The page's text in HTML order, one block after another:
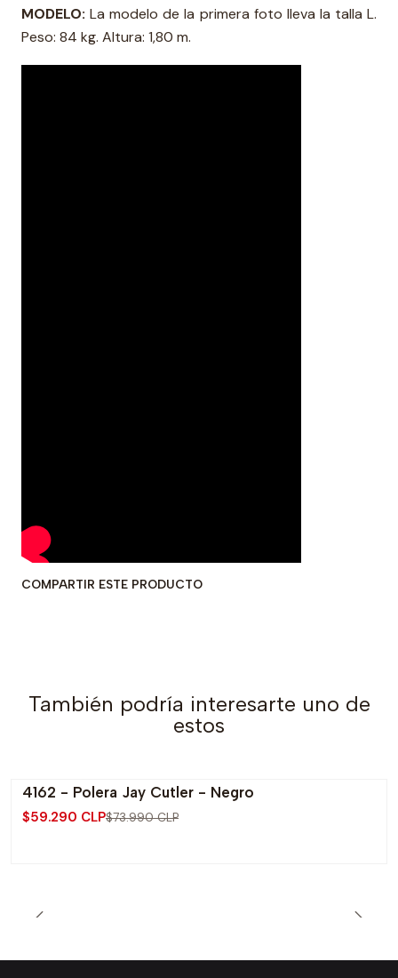
MODELO: La modelo de la primera foto lleva la talla L.
Peso: 84 kg. Altura: 1,80 m.
COMPARTIR ESTE PRODUCTO
También podría interesarte uno de
estos
-20% OFF
4162 - Polera Jay Cutler - Negro
$59.290 CLP$73.990 CLP